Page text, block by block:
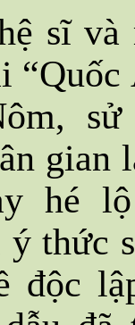
sĩ và
gian
hé
thức
độc